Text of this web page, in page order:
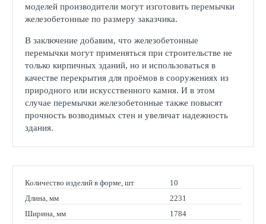
моделей производители могут изготовить перемычки
железобетонные по размеру заказчика.
В заключение добавим, что железобетонные
перемычки могут применяться при строительстве не
только кирпичных зданий, но и использоваться в
качестве перекрытия для проёмов в сооружениях из
природного или искусственного камня. И в этом
случае перемычки железобетонные также повысят
прочность возводимых стен и увеличат надежность
здания.
Количество изделий в форме, шт
10
Длина, мм
2231
Ширина, мм
1784